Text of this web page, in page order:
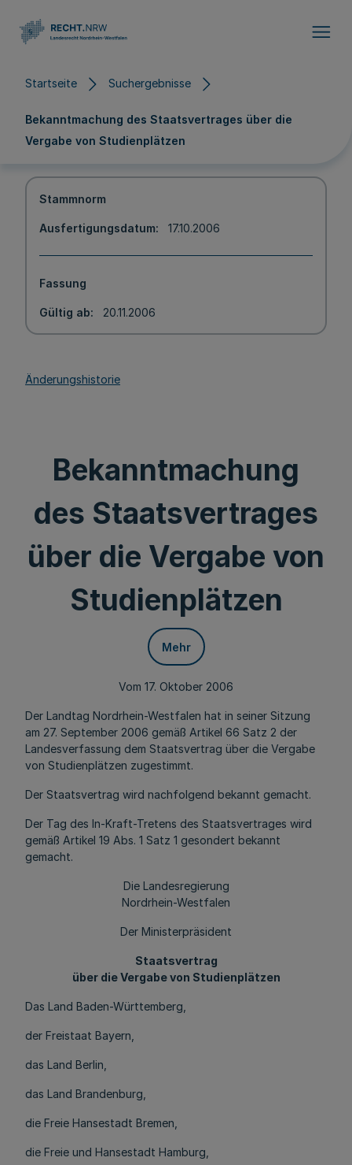
Startseite Suchergebnisse
Bekanntmachung des Staatsvertrages über die
Vergabe von Studienplätzen
Stammnorm
Ausfertigungsdatum 17.10.2006
Fassung
Gültig ab 20.11.2006
Änderungshistorie
Bekanntmachung
des Staatsvertrages
über die Vergabe von
Studienplätzen
Mehr
Vom 17. Oktober 2006
Der Landtag Nordrhein-Westfalen hat in seiner Sitzung
am 27. September 2006 gemäß Artikel 66 Satz 2 der
Landesverfassung dem Staatsvertrag über die Vergabe
von Studienplätzen zugestimmt.
Der Staatsvertrag wird nachfolgend bekannt gemacht.
Der Tag des In-Kraft-Tretens des Staatsvertrages wird
gemäß Artikel 19 Abs. 1 Satz 1 gesondert bekannt
gemacht.
Die Landesregierung
Nordrhein-Westfalen
Der Ministerpräsident
Staatsvertrag
über die Vergabe von Studienplätzen
Das Land Baden-Württemberg,
der Freistaat Bayern,
das Land Berlin,
das Land Brandenburg,
die Freie Hansestadt Bremen,
die Freie und Hansestadt Hamburg,